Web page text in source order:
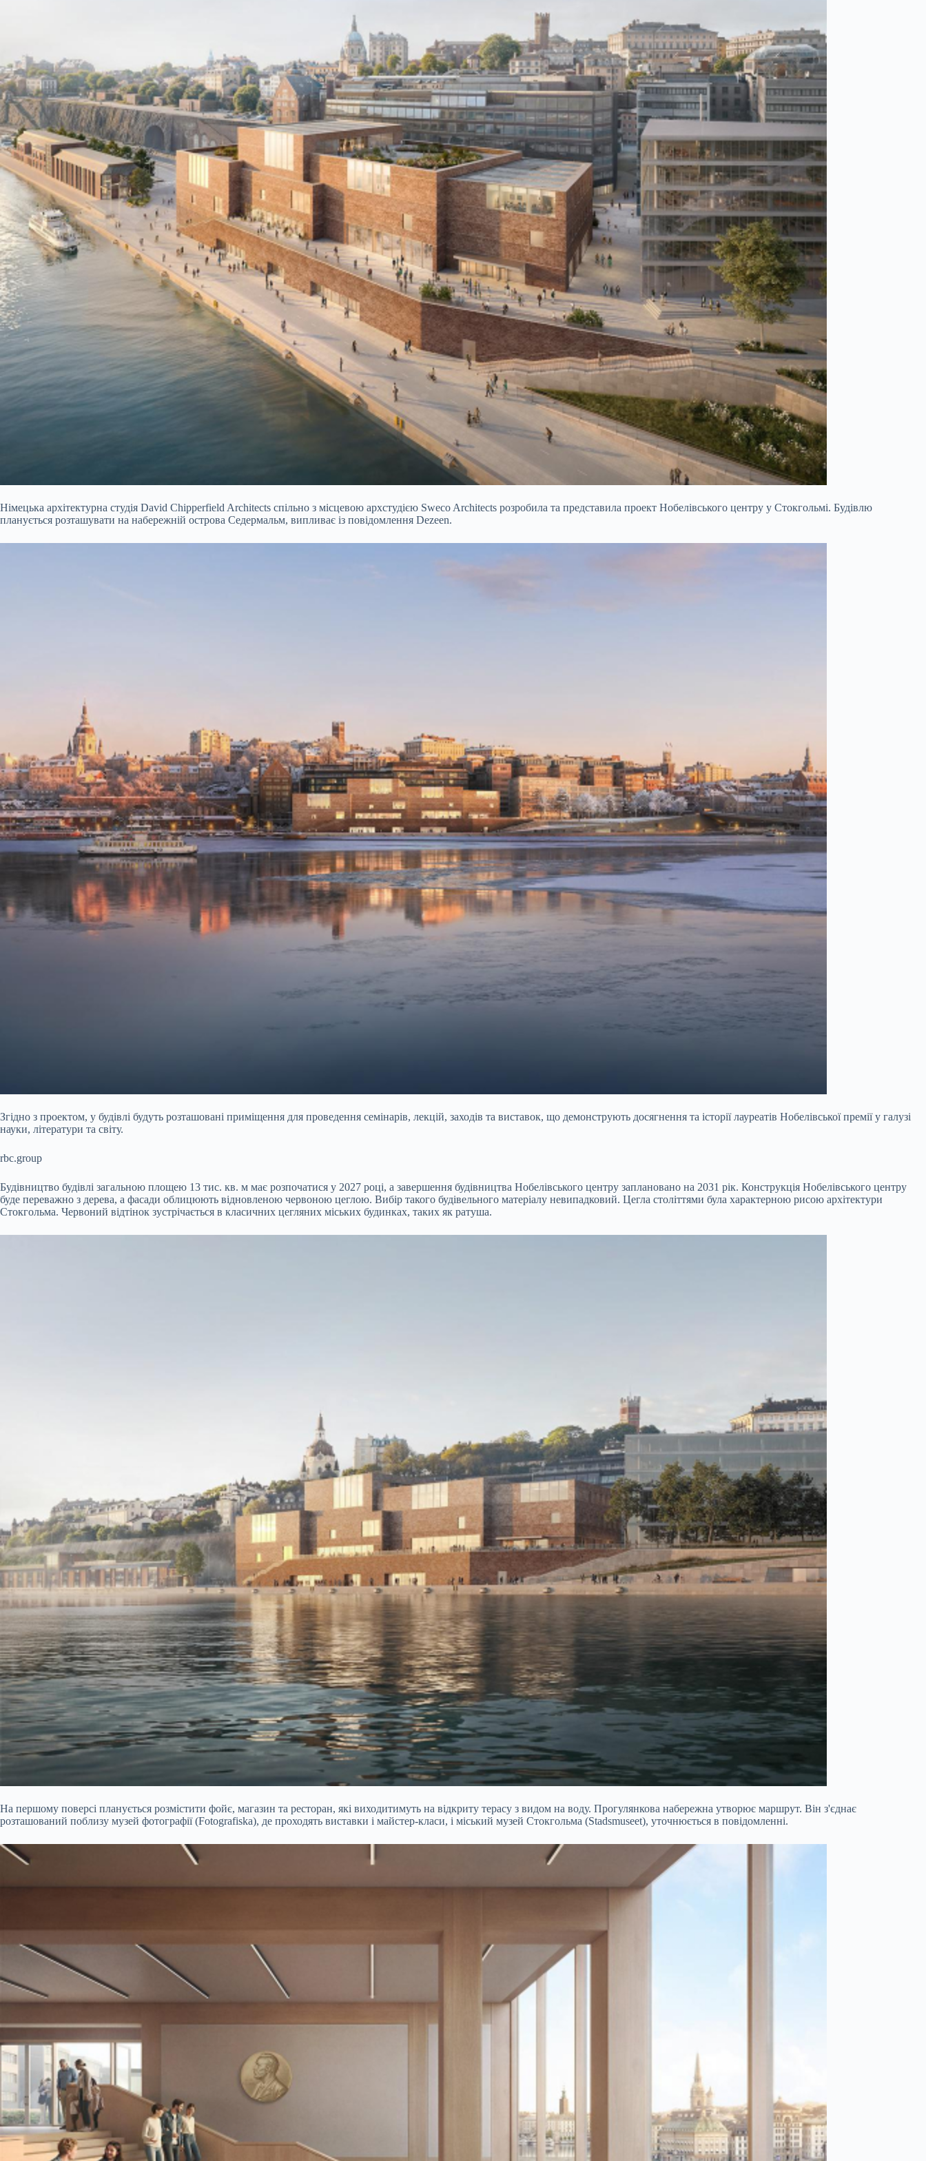
Німецька архітектурна студія David Chipperfield Architects спільно з місцевою архстудією Sweco Architects розробила та представила проект Нобелівського центру у Стокгольмі. Будівлю
планується розташувати на набережній острова Седермальм, випливає із повідомлення Dezeen.
Згідно з проектом, у будівлі будуть розташовані приміщення для проведення семінарів, лекцій, заходів та виставок, що демонструють досягнення та історії лауреатів Нобелівської премії у галузі
науки, літератури та світу.
rbc.group
Будівництво будівлі загальною площею 13 тис. кв. м має розпочатися у 2027 році, а завершення будівництва Нобелівського центру заплановано на 2031 рік. Конструкція Нобелівського центру
буде переважно з дерева, а фасади облицюють відновленою червоною цеглою. Вибір такого будівельного матеріалу невипадковий. Цегла століттями була характерною рисою архітектури
Стокгольма. Червоний відтінок зустрічається в класичних цегляних міських будинках, таких як ратуша.
На першому поверсі планується розмістити фойє, магазин та ресторан, які виходитимуть на відкриту терасу з видом на воду. Прогулянкова набережна утворює маршрут. Він з'єднає
розташований поблизу музей фотографії (Fotografiska), де проходять виставки і майстер-класи, і міський музей Стокгольма (Stadsmuseet), уточнюється в повідомленні.